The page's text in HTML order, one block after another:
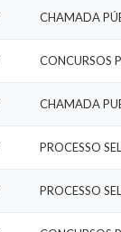
CHAMADA
CONCURSOS
CHAMADA
PROCESSO
PROCESSO